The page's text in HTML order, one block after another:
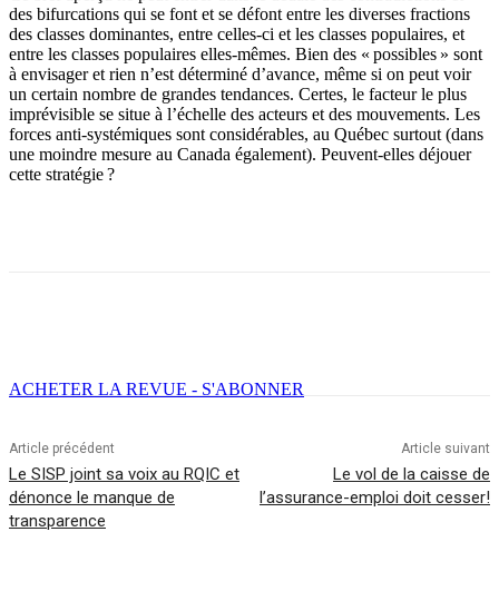
des bifurcations qui se font et se défont entre les diverses fractions
des classes dominantes, entre celles-ci et les classes populaires, et
entre les classes populaires elles-mêmes. Bien des « possibles » sont
à envisager et rien n’est déterminé d’avance, même si on peut voir
un certain nombre de grandes tendances. Certes, le facteur le plus
imprévisible se situe à l’échelle des acteurs et des mouvements. Les
forces anti-systémiques sont considérables, au Québec surtout (dans
une moindre mesure au Canada également). Peuvent-elles déjouer
cette stratégie ?
ACHETER LA REVUE - S'ABONNER
Article précédent
Le SISP joint sa voix au RQIC et
dénonce le manque de
transparence
Article suivant
Le vol de la caisse de
l’assurance-emploi doit cesser!